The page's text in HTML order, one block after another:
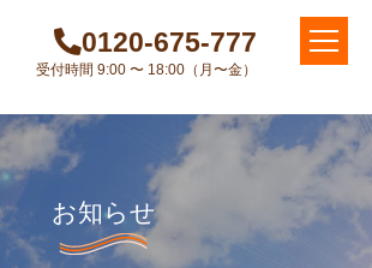
0120-675-777
受付時間 9:00 〜 18:00（月〜金）
お知らせ